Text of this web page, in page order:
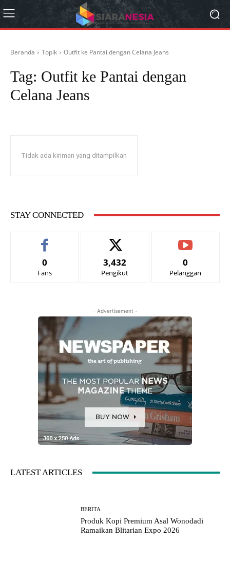
Beranda Topik Outfit ke Pantai dengan Celana Jeans
Tag: Outfit ke Pantai dengan
Celana Jeans
Tidak ada kiriman yang ditampilkan
STAY CONNECTED
0
Fans
3,432
Pengikut
0
Pelanggan
- Advertisement -
LATEST ARTICLES
BERITA
Produk Kopi Premium Asal Wonodadi
Ramaikan Blitarian Expo 2026